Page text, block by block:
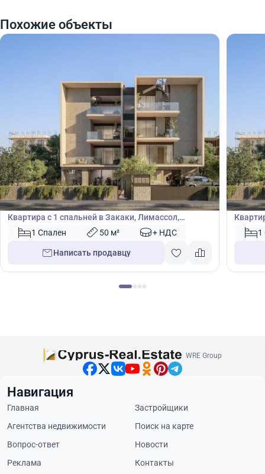
Похожие объекты
€240 000
Квартира
Квартира с 1 спальней в Закаки, Лимассол,
Лимасол, Кипр № 46771
1 Спален 50 м² + НДС
Написать продавцу
€240
1
WRE Group
Навигация
Главная
Застройщики
Агентства недвижимости
Поиск на карте
Вопрос-ответ
Новости
Реклама
Контакты